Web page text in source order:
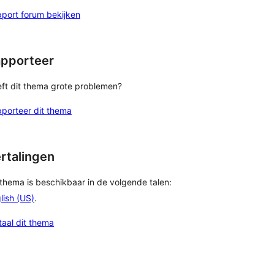
forum bekijken
dit thema grote problemen?
dit thema
is beschikbaar in de volgende talen:
(US).
dit thema